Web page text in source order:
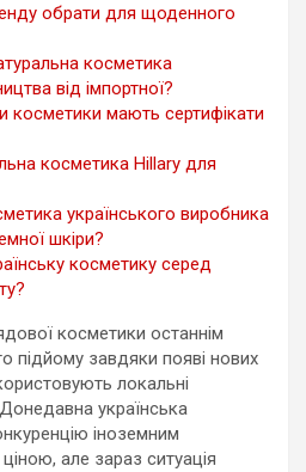
обрати для щоденного
косметика
від імпортної?
косметики мають сертифікати
косметика Hillary для
українського виробника
шкіри?
косметику серед
косметики останнім
підйому завдяки появі нових
локальні
Донедавна українська
іноземним
але зараз ситуація